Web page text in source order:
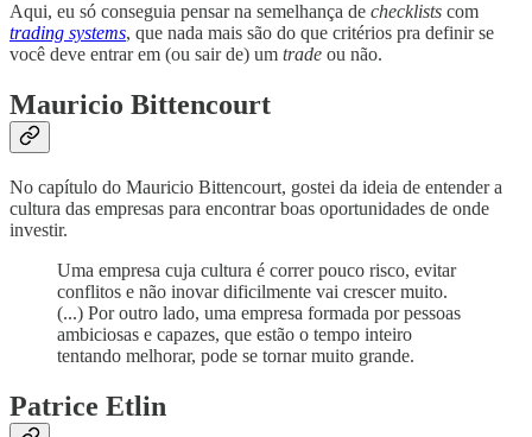
Aqui, eu só conseguia pensar na semelhança de checklists com
trading systems, que nada mais são do que critérios pra definir se
você deve entrar em (ou sair de) um trade ou não.
Mauricio Bittencourt
No capítulo do Mauricio Bittencourt, gostei da ideia de entender a
cultura das empresas para encontrar boas oportunidades de onde
investir.
Uma empresa cuja cultura é correr pouco risco, evitar
conflitos e não inovar dificilmente vai crescer muito.
(...) Por outro lado, uma empresa formada por pessoas
ambiciosas e capazes, que estão o tempo inteiro
tentando melhorar, pode se tornar muito grande.
Patrice Etlin